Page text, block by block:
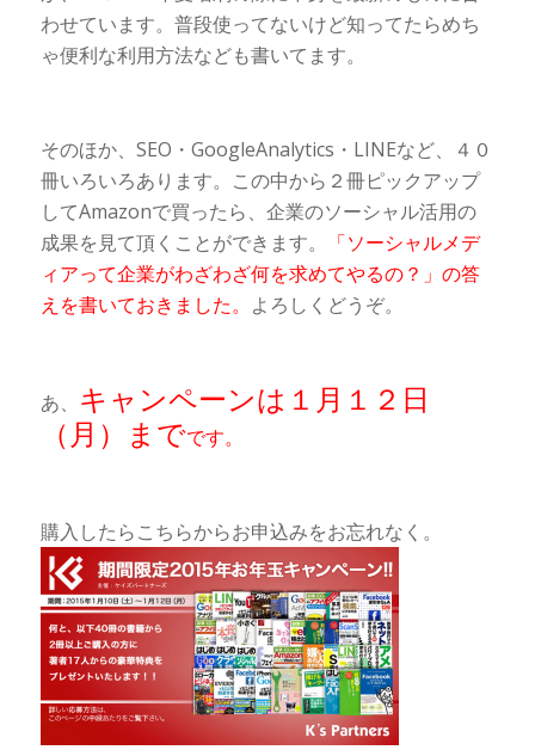
わせています。普段使ってないけど知ってたらめち
ゃ便利な利用方法なども書いてます。
そのほか、SEO・GoogleAnalytics・LINEなど、４０
冊いろいろあります。この中から２冊ピックアップ
してAmazonで買ったら、企業のソーシャル活用の
成果を見て頂くことができます。
「ソーシャルメデ
ィアって企業がわざわざ何を求めてやるの？」の答
えを書いておきました。 よろしくどうぞ。
あ、
キャンペーンは１月１２日
（月）までです。
購入したらこちらからお申込みをお忘れなく。